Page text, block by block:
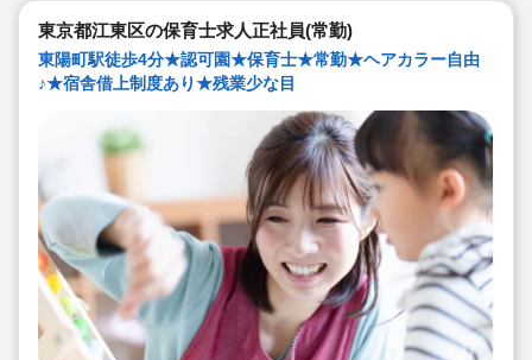
できる範囲で実施
◇在籍年数や保育経験に合わせた段階的な研修を年間総
計110回以上実施。研修も参加しやすい職場環境です
東京都江東区の保育士求人正社員(常勤)
東陽町駅徒歩4分★認可園★保育士★常勤★ヘアカラー自由
♪★宿舎借上制度あり★残業少な目